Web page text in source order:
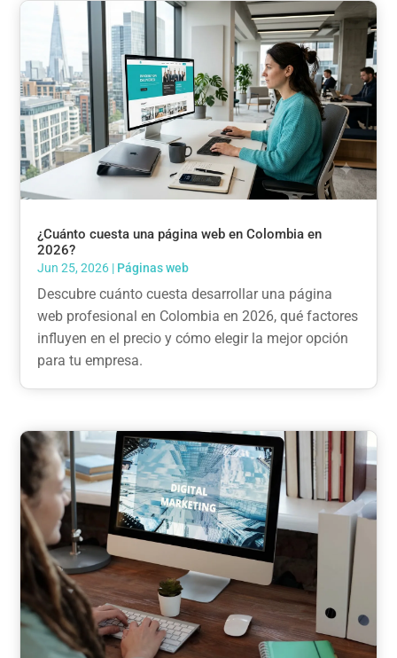
¿Cuánto cuesta una página web en Colombia en
2026?
Jun 25, 2026 | Páginas web
Descubre cuánto cuesta desarrollar una página
web profesional en Colombia en 2026, qué factores
influyen en el precio y cómo elegir la mejor opción
para tu empresa.